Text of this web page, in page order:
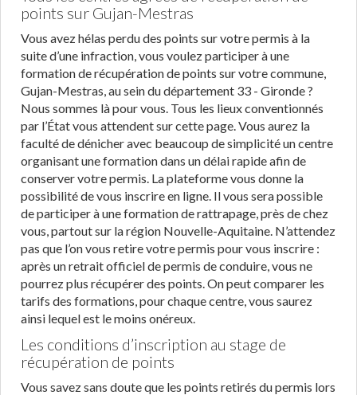
points sur Gujan-Mestras
Vous avez hélas perdu des points sur votre permis à la
suite d’une infraction, vous voulez participer à une
formation de récupération de points sur votre commune,
Gujan-Mestras, au sein du département 33 - Gironde ?
Nous sommes là pour vous. Tous les lieux conventionnés
par l’État vous attendent sur cette page. Vous aurez la
faculté de dénicher avec beaucoup de simplicité un centre
organisant une formation dans un délai rapide afin de
conserver votre permis. La plateforme vous donne la
possibilité de vous inscrire en ligne. Il vous sera possible
de participer à une formation de rattrapage, près de chez
vous, partout sur la région Nouvelle-Aquitaine. N’attendez
pas que l’on vous retire votre permis pour vous inscrire :
après un retrait officiel de permis de conduire, vous ne
pourrez plus récupérer des points. On peut comparer les
tarifs des formations, pour chaque centre, vous saurez
ainsi lequel est le moins onéreux.
Les conditions d’inscription au stage de
récupération de points
Vous savez sans doute que les points retirés du permis lors